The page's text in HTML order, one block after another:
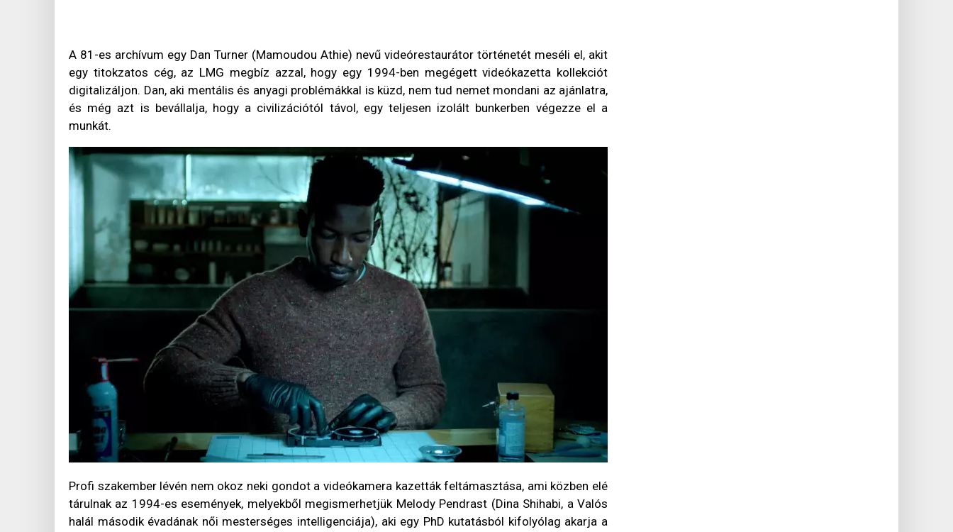
A 81-es archívum egy Dan Turner (Mamoudou Athie) nevű videórestaurátor történetét meséli el, akit
egy titokzatos cég, az LMG megbíz azzal, hogy egy 1994-ben megégett videókazetta kollekciót
digitalizáljon. Dan, aki mentális és anyagi problémákkal is küzd, nem tud nemet mondani az ajánlatra,
és még azt is bevállalja, hogy a civilizációtól távol, egy teljesen izolált bunkerben végezze el a
munkát.
Profi szakember lévén nem okoz neki gondot a videókamera kazetták feltámasztása, ami közben elé
tárulnak az 1994-es események, melyekből megismerhetjük Melody Pendrast (Dina Shihabi, a Valós
halál második évadának női mesterséges intelligenciája), aki egy PhD kutatásból kifolyólag akarja a